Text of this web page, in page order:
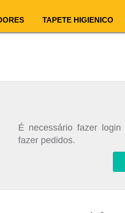
TAPETE HIGIENICO
É necessário fazer
fazer pedidos.